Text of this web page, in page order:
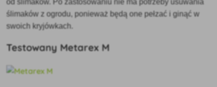
ślimaków z ogrodu, ponieważ będą one pełzać i ginąć w
swoich kryjówkach.
Testowany Metarex M